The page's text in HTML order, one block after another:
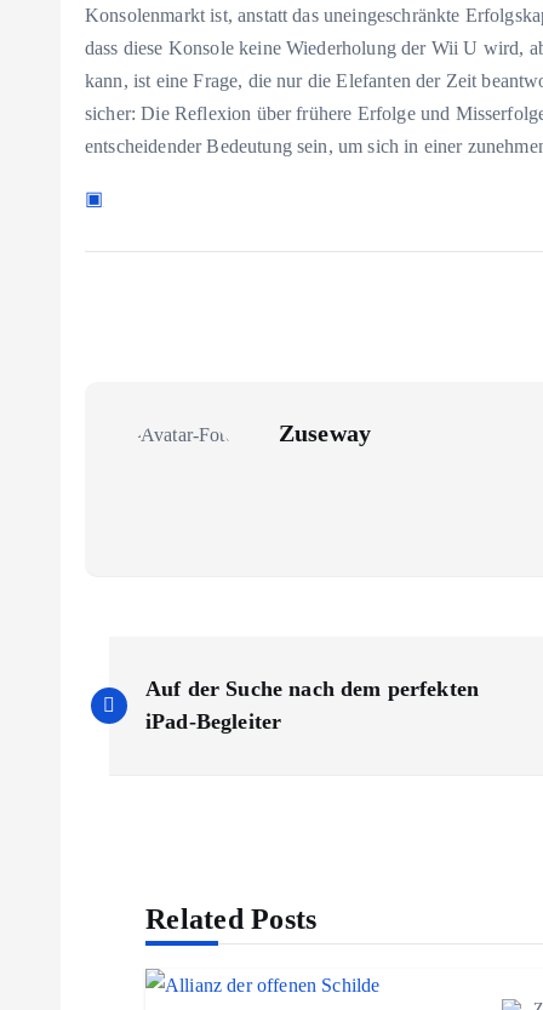
Konsolenmarkt ist, anstatt das uneingeschränkte
dass diese Konsole keine Wiederholung der Wii U wird,
kann, ist eine Frage, die nur die Elefanten der Zeit
sicher: Die Reflexion über frühere Erfolge und
entscheidender Bedeutung sein, um sich in einer
▣
Zuseway
e
Auf der Suche nach dem perfekten
iPad-Begleiter
Related Posts